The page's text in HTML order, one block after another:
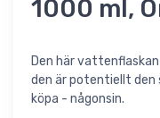
1000 ml,
Den här
den är potentiellt
köpa - någonsin.